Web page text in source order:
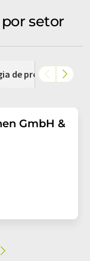
setor
de produção
GmbH &